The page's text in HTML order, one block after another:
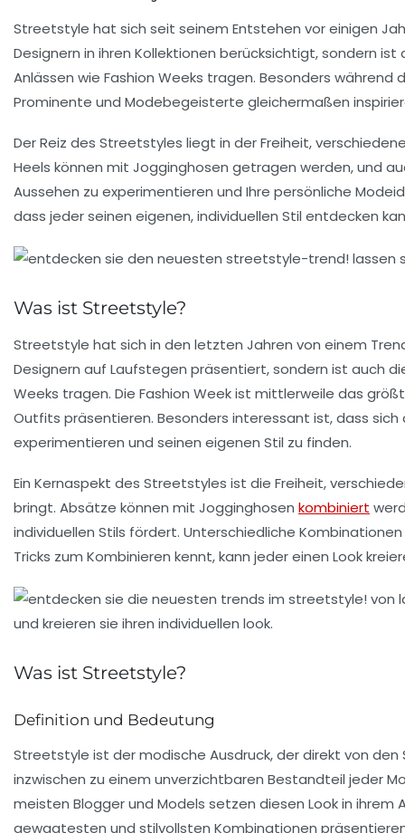
Streetstyle hat sich seit seinem Entstehen vor einigen
Designern in ihren Kollektionen berücksichtigt, sondern
Anlässen wie Fashion Weeks tragen. Besonders während
Prominente und Modebegeisterte gleichermaßen
Der Reiz des Streetstyles liegt in der Freiheit,
Heels können mit Jogginghosen getragen werden, und
Aussehen zu experimentieren und Ihre persönliche
dass jeder seinen eigenen, individuellen Stil entdecken
Was ist Streetstyle?
Streetstyle hat sich in den letzten Jahren von einem
Designern auf Laufstegen präsentiert, sondern ist auch
Weeks tragen. Die Fashion Weekist mittlerweile das
Outfits präsentieren. Besonders interessant ist, dass
experimentieren und seinen eigenen Stil zu finden.
Ein Kernaspekt des Streetstyles ist die Freiheit,
bringt. Absätze können mit Jogginghosen kombiniert
individuellen Stils fördert. Unterschiedliche
Tricks zum Kombinieren kennt, kann jeder einen Look
Was ist Streetstyle?
Definition und Bedeutung
Streetstyle ist der modische Ausdruck, der direkt von
inzwischen zu einem unverzichtbaren Bestandteil jeder
meisten Bloggerund Models setzen diesen Look in ihrem
gewagtesten und stilvollsten Kombinationen